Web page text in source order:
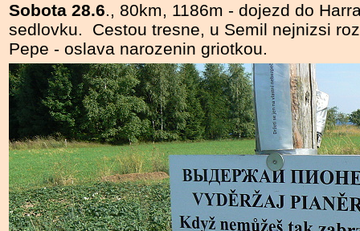
Sobota 28.6., 80km, 1186m - dojezd do
sedlovku. Cestou tresne, u Semil nejnizsi
Pepe - oslava narozenin griotkou.